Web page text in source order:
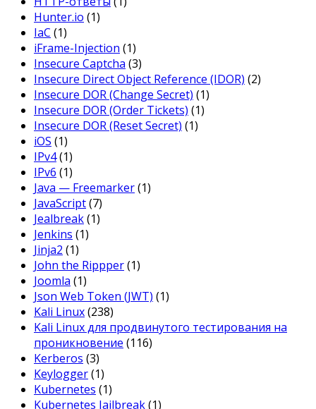
Hunter.io (1)
IaC (1)
iFrame-Injection (1)
Insecure Captcha (3)
Insecure Direct Object Reference (IDOR) (2)
Insecure DOR (Change Secret) (1)
Insecure DOR (Order Tickets) (1)
Insecure DOR (Reset Secret) (1)
iOS (1)
IPv4(1)
IPv6 (1)
Java — Freemarker(1)
JavaScript(7)
Jealbreak(1)
Jenkins (1)
Jinja2 (1)
John the Rippper(1)
Joomla (1)
Json Web Token (JWT) (1)
Kali Linux(238)
Kali Linux для продвинутого тестирования на
проникновение (116)
Kerberos (3)
Keylogger(1)
Kubernetes (1)
Kubernetes Jailbreak(1)